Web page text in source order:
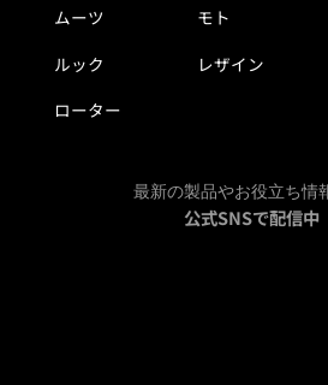
ムーツ
モト
ルック
レザイン
ローター
最新の製品やお役立ち情
公式SNSで配信中